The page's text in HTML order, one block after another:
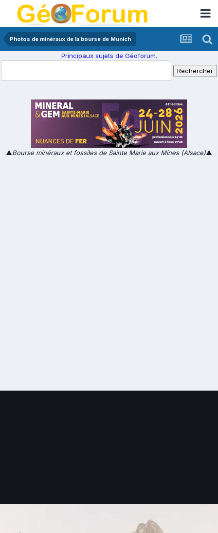
Photos de minéraux de la bourse de Munich
Principaux sujets de Géoforum.
▲Bourse minéraux et fossiles de Sainte Marie aux Mines (Alsace)▲